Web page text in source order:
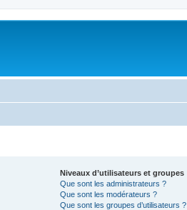
Niveaux d’utilisateurs et groupes
Que sont les administrateurs ?
Que sont les modérateurs ?
Que sont les groupes d’utilisateurs ?